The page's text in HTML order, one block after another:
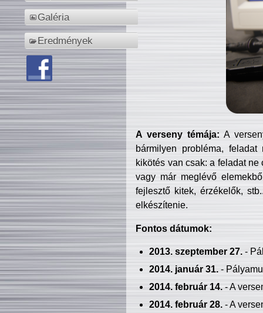
Galéria
Eredmények
A verseny témája: A
bármilyen probléma, feladat
kikötés van csak: a feladat
vagy már meglévő
fejlesztő kitek, érzékelők,
elkészítenie.
Fontos dátumok:
2013. szeptember 27.-
2014. január 31.-
2014. február 14.- A
2014. február 28.- A